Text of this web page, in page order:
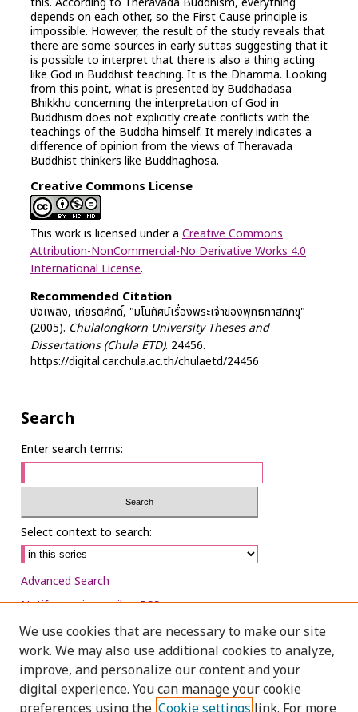
depends on each other, so the First Cause principle is
impossible. However, the result of the study reveals that
there are some sources in early suttas suggesting that it
is possible to interpret that there is also a thing acting
like God in Buddhist teaching. It is the Dhamma. Looking
from this point, what is presented by Buddhadasa
Bhikkhu concerning the interpretation of God in
Buddhism does not explicitly create conflicts with the
teachings of the Buddha himself. It merely indicates a
difference of opinion from the views of Theravada
Buddhist thinkers like Buddhaghosa.
Creative Commons License
This work is licensed under a Creative Commons
Attribution-NonCommercial-No Derivative Works 4.0
International License.
Recommended Citation
บังเพลิง, เกียรติศักดิ์, "มโนทัศน์เรื่องพระเจ้าของพุทธทาสภิกขุ"
(2005). Chulalongkorn University Theses and
Dissertations (Chula ETD). 24456.
https://digital.car.chula.ac.th/chulaetd/24456
Search
Enter search terms:
Select context to search:
Advanced Search
Notify me via email orRSS
Browse
Collections
Disciplines
We use cookies that are necessary to make our site
work. We may also use additional cookies to analyze,
improve, and personalize our content and your
digital experience. You can manage your cookie